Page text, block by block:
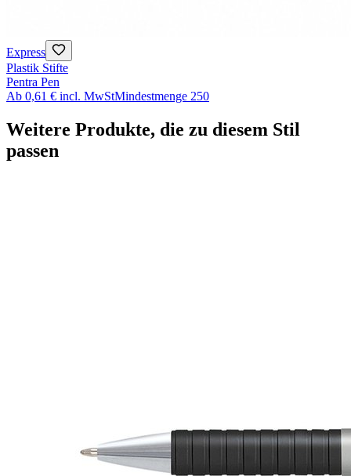
Express
Plastik Stifte
Pentra Pen
Ab 0,61 € incl. MwStMindestmenge 250
Weitere Produkte, die zu diesem Stil
passen